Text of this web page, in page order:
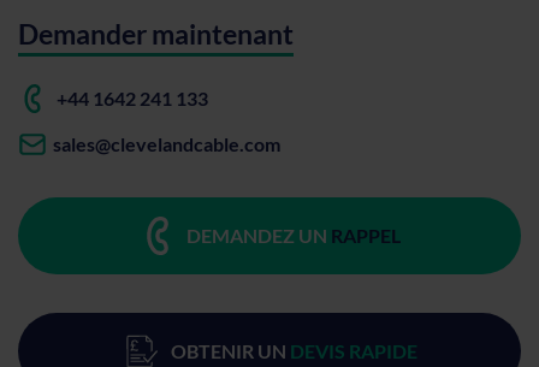
Demander maintenant
+44 1642 241 133
sales@clevelandcable.com
DEMANDEZ UN RAPPEL
OBTENIR UN DEVIS RAPIDE